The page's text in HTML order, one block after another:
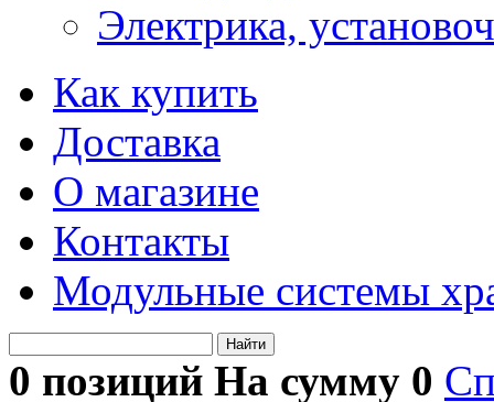
Электрика,
Как купить
Доставка
О магазине
Контакты
Модульные системы
Найти
0 позиций На сумму 0